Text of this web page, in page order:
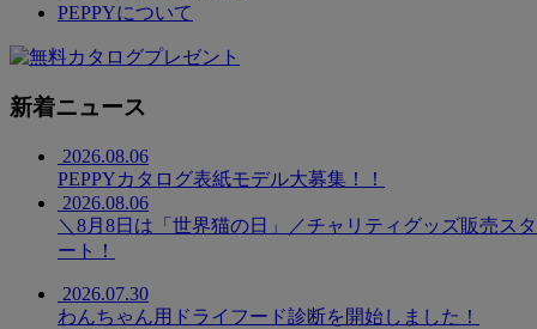
PEPPYについて
新着ニュース
2026.08.06
PEPPYカタログ表紙モデル大募集！！
2026.08.06
＼8月8日は「世界猫の日」／チャリティグッズ販売スタ
ート！
2026.07.30
わんちゃん用ドライフード診断を開始しました！